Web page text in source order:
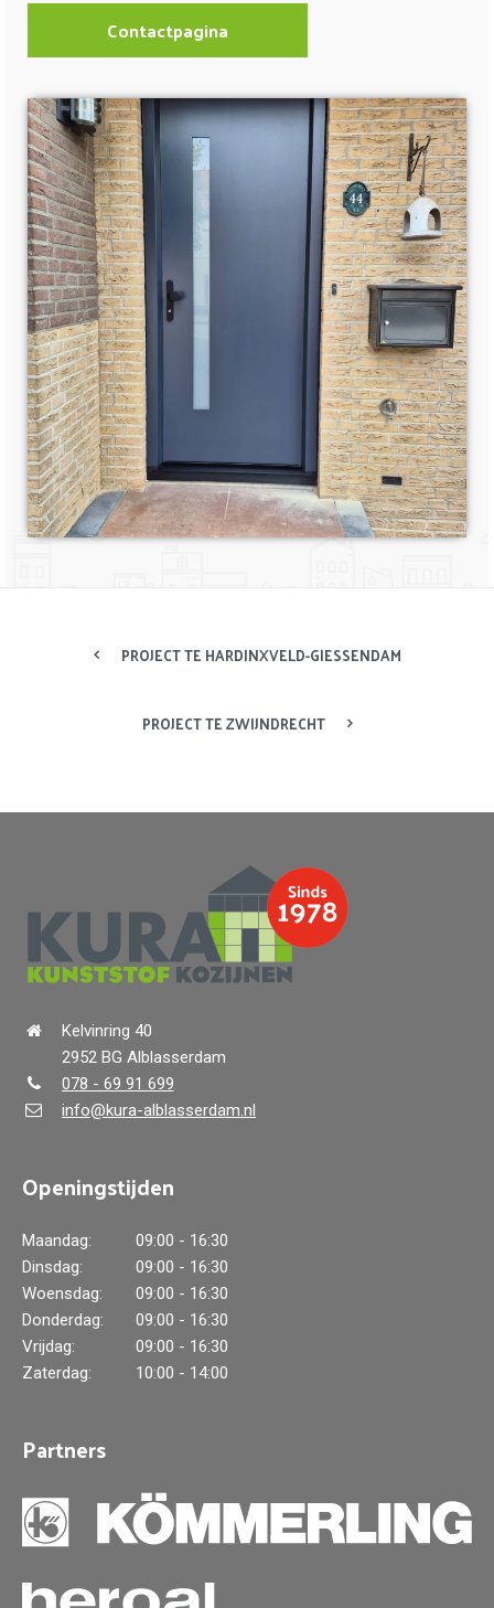
Contactpagina
PROJECT TE HARDINXVELD-GIESSENDAM
PROJECT TE ZWIJNDRECHT
Kelvinring 40
2952 BG Alblasserdam
078 - 69 91 699
info@kura-alblasserdam.nl
Openingstijden
Maandag:
09:00 - 16:30
Dinsdag:
09:00 - 16:30
Woensdag:
09:00 - 16:30
Donderdag:
09:00 - 16:30
Vrijdag:
09:00 - 16:30
Zaterdag:
10:00 - 14:00
Partners